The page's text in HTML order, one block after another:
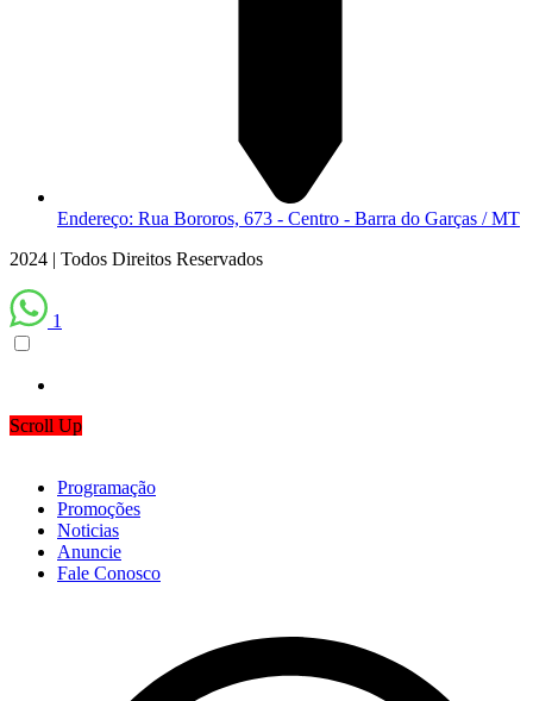
Endereço: Rua Bororos, 673 - Centro - Barra do Garças / MT
2024 | Todos Direitos Reservados
1
Scroll Up
Programação
Promoções
Noticias
Anuncie
Fale Conosco